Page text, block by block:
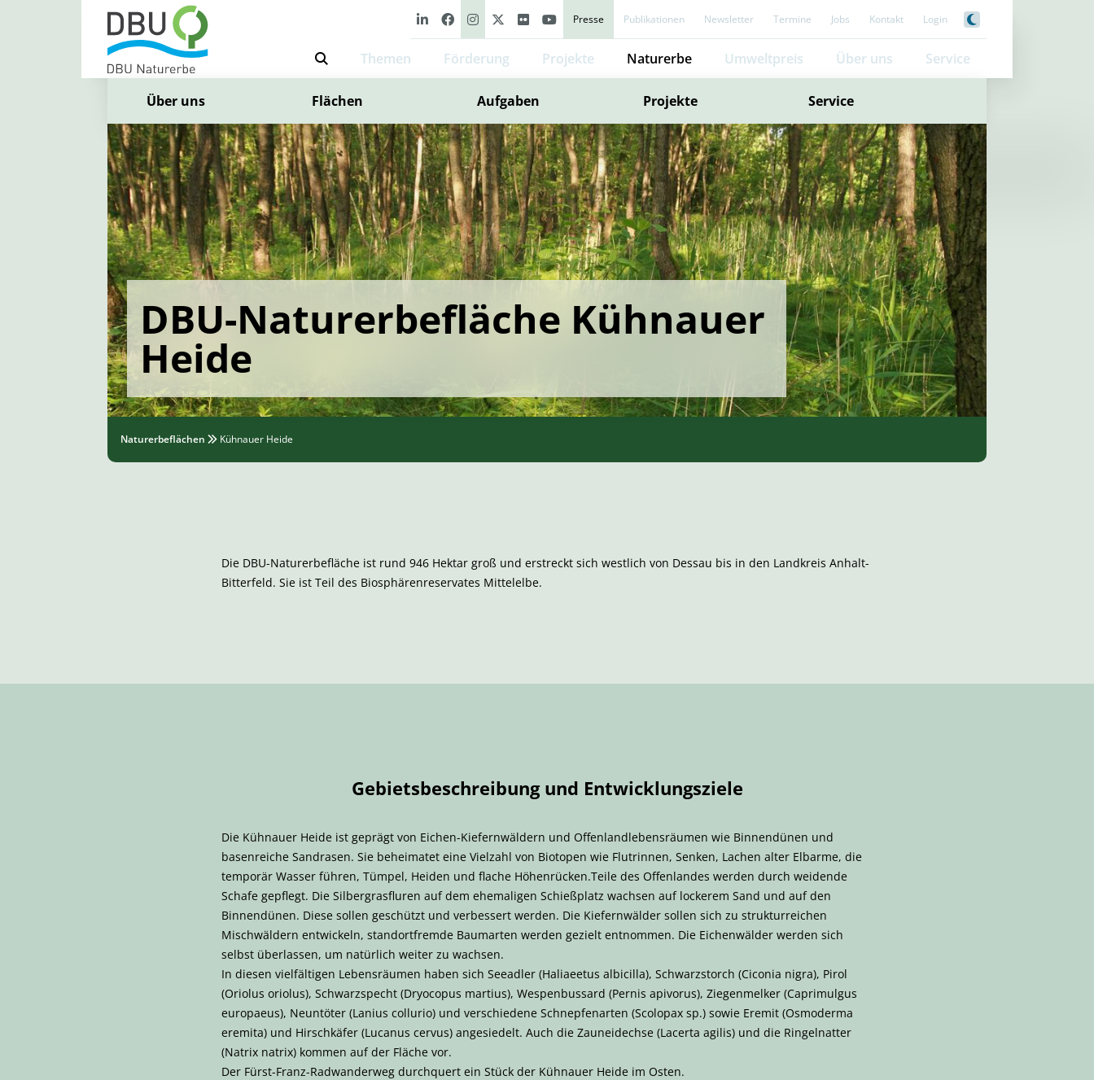
Presse Publikationen Newsletter Termine Jobs Kontakt Login
Themen Förderung Projekte Naturerbe
Über uns Flächen Aufgaben Projekte Service
Umweltpreis Über uns Service
DBU-Naturerbefläche Kühnauer
Heide
Naturerbeflächen Kühnauer Heide
Die DBU-Naturerbefläche ist rund 946 Hektar groß und erstreckt sich westlich von Dessau bis in den Landkreis Anhalt-
Bitterfeld. Sie ist Teil des Biosphärenreservates Mittelelbe.
Gebietsbeschreibung und Entwicklungsziele
Die Kühnauer Heide ist geprägt von Eichen-Kiefernwäldern und Offenlandlebensräumen wie Binnendünen und
basenreiche Sandrasen. Sie beheimatet eine Vielzahl von Biotopen wie Flutrinnen, Senken, Lachen alter Elbarme, die
temporär Wasser führen, Tümpel, Heiden und flache Höhenrücken.Teile des Offenlandes werden durch weidende
Schafe gepflegt. Die Silbergrasfluren auf dem ehemaligen Schießplatz wachsen auf lockerem Sand und auf den
Binnendünen. Diese sollen geschützt und verbessert werden. Die Kiefernwälder sollen sich zu strukturreichen
Mischwäldern entwickeln, standortfremde Baumarten werden gezielt entnommen. Die Eichenwälder werden sich
selbst überlassen, um natürlich weiter zu wachsen.
In diesen vielfältigen Lebensräumen haben sich Seeadler (Haliaeetus albicilla), Schwarzstorch (Ciconia nigra), Pirol
(Oriolus oriolus), Schwarzspecht (Dryocopus martius), Wespenbussard (Pernis apivorus), Ziegenmelker (Caprimulgus
europaeus), Neuntöter (Lanius collurio) und verschiedene Schnepfenarten (Scolopax sp.) sowie Eremit (Osmoderma
eremita) und Hirschkäfer (Lucanus cervus) angesiedelt. Auch die Zauneidechse (Lacerta agilis) und die Ringelnatter
(Natrix natrix) kommen auf der Fläche vor.
Der Fürst-Franz-Radwanderweg durchquert ein Stück der Kühnauer Heide im Osten.